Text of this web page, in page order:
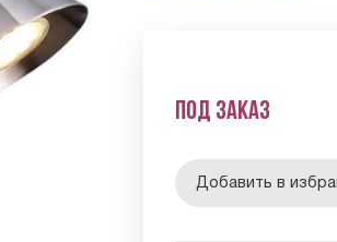
Под заказ
Добавить в